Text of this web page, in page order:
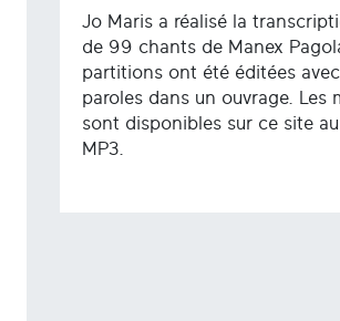
Jo Maris a réalisé la
de 99 chants de Manex
partitions ont été éditées
paroles dans un ouvrage. Les
sont disponibles sur ce site
MP3.